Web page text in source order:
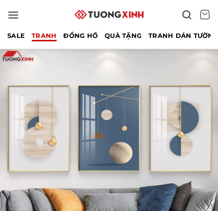
qua
SALE TRANH ĐỒNG HỒ QUÀ TẶNG TRANH DÁN